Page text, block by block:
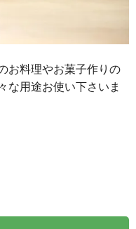
お料理やお菓子作りの
な用途お使い下さいま